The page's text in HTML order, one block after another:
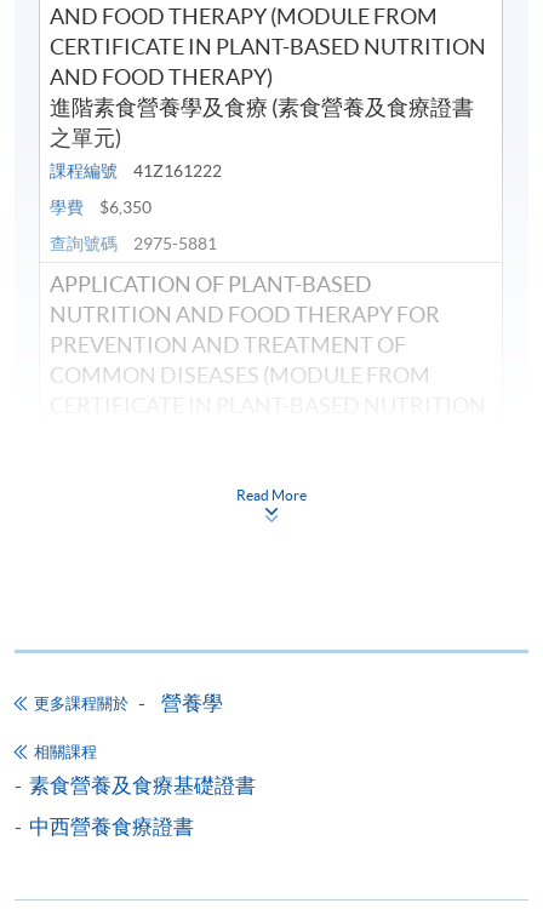
AND FOOD THERAPY (MODULE FROM
CERTIFICATE IN PLANT-BASED NUTRITION
AND FOOD THERAPY)
進階素食營養學及食療 (素食營養及食療證書
之單元)
課程編號
41Z161222
學費
$6,350
查詢號碼
2975-5881
APPLICATION OF PLANT-BASED
NUTRITION AND FOOD THERAPY FOR
PREVENTION AND TREATMENT OF
COMMON DISEASES (MODULE FROM
養及食療證書之單元)
本課程已加入持續進修基金可獲發還款項課程名單內
本課程若干單元已加入持續進修基金可獲發還款項課程名單
本課程在資歴架構下獲得認可 (資歴架構第3級)
Read More
更多課程關於 營養學
相關課程
素食營養及食療基礎證書
中西營養食療證書